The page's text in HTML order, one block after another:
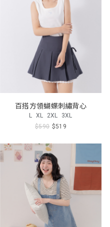
百搭方領蝴蝶刺繡背心
L XL 2XL 3XL
$590 $519